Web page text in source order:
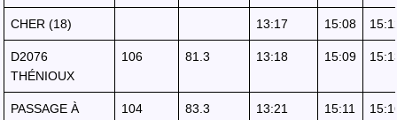
CHER (18) 13:17 15:08
D2076
THÉNIOUX
106 81.3 13:18 15:09
PASSAGE À
104 83.3 13:21 15:11